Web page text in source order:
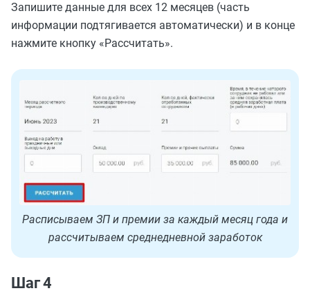
Запишите данные для всех 12 месяцев (часть
информации подтягивается автоматически) и в конце
нажмите кнопку «Рассчитать».
Расписываем ЗП и премии за каждый месяц года и
рассчитываем среднедневной заработок
Шаг 4